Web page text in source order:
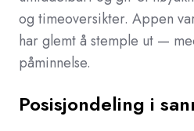
og timeoversikter. Appen
har glemt å stemple ut —
påminnelse.
Posisjondeling i